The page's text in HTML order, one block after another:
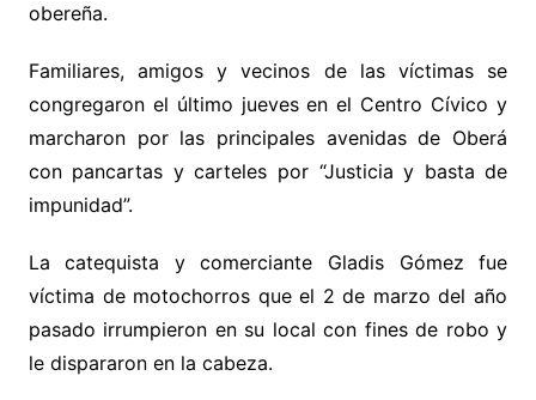
obereña.
Familiares, amigos y vecinos de las víctimas se
congregaron el último jueves en el Centro Cívico y
marcharon por las principales avenidas de Oberá
con pancartas y carteles por “Justicia y basta de
impunidad”.
La catequista y comerciante Gladis Gómez fue
víctima de motochorros que el 2 de marzo del año
pasado irrumpieron en su local con fines de robo y
le dispararon en la cabeza.